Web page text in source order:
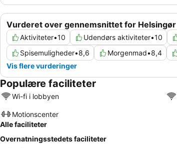
Vurderet over gennemsnittet for Helsingør
Aktiviteter•10 Udendørs aktiviteter•10
Spisemuligheder•8,6 Morgenmad•8,4
Vis flere vurderinger
Populære faciliteter
Wi-fi i lobbyen
Motionscenter
Alle faciliteter
Overnatningsstedets faciliteter